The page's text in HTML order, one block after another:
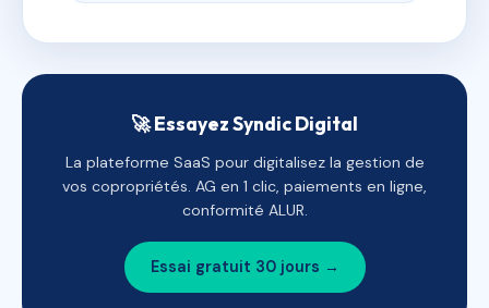
🚀 Essayez Syndic Digital
La plateforme SaaS pour digitalisez la gestion de
vos copropriétés. AG en 1 clic, paiements en ligne,
conformité ALUR.
Essai gratuit 30 jours →